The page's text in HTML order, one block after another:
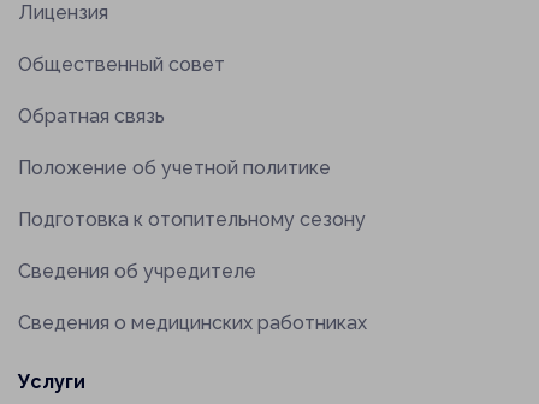
Лицензия
Общественный совет
Обратная связь
Положение об учетной политике
Подготовка к отопительному сезону
Сведения об учредителе
Сведения о медицинских работниках
Услуги